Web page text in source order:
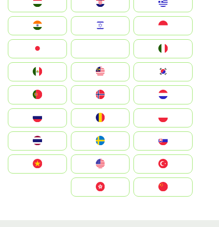
Hrvatska
Magyarország
Indonesia
South Korea
Nederland
Portugal
România
Slovensko
United States
Vietnam